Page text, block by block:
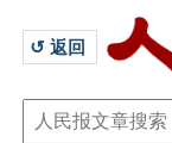
↺ 返回